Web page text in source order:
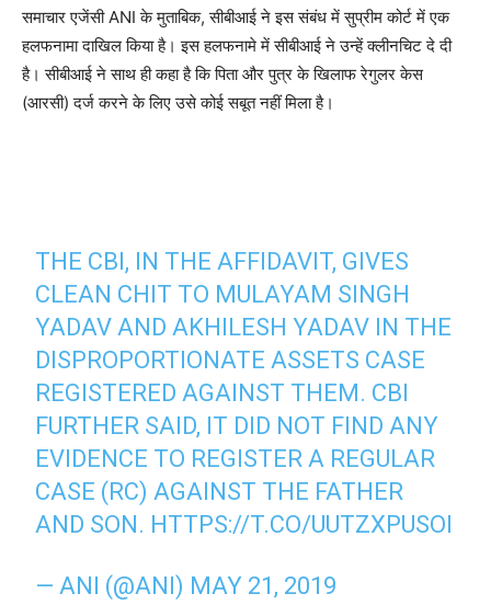
समाचार एजेंसी ANI के मुताबिक, सीबीआई ने इस संबंध में सुप्रीम कोर्ट में एक
हलफनामा दाखिल किया है। इस हलफनामे में सीबीआई ने उन्हें क्लीनचिट दे दी
है। सीबीआई ने साथ ही कहा है कि पिता और पुत्र के खिलाफ रेगुलर केस
(आरसी) दर्ज करने के लिए उसे कोई सबूत नहीं मिला है।
THE CBI, IN THE AFFIDAVIT, GIVES
CLEAN CHIT TO MULAYAM SINGH
YADAV AND AKHILESH YADAV IN THE
DISPROPORTIONATE ASSETS CASE
REGISTERED AGAINST THEM. CBI
FURTHER SAID, IT DID NOT FIND ANY
EVIDENCE TO REGISTER A REGULAR
CASE (RC) AGAINST THE FATHER
AND SON. HTTPS://T.CO/UUTZXPUSOI
— ANI (@ANI) MAY 21, 2019